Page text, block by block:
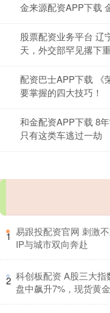
金来源配资APP下载
股票配资业务平台 辽
天，外交部罕见撂下
配资巴士APP下载 《
要掌握的四大技巧！
和金配资APP下载 8
只有这类车逃过一劫
1 易跟投配资官网 刺激
IP与城市双向奔赴
2 科创板配资 A股三大
盘中飙升7%，现货黄